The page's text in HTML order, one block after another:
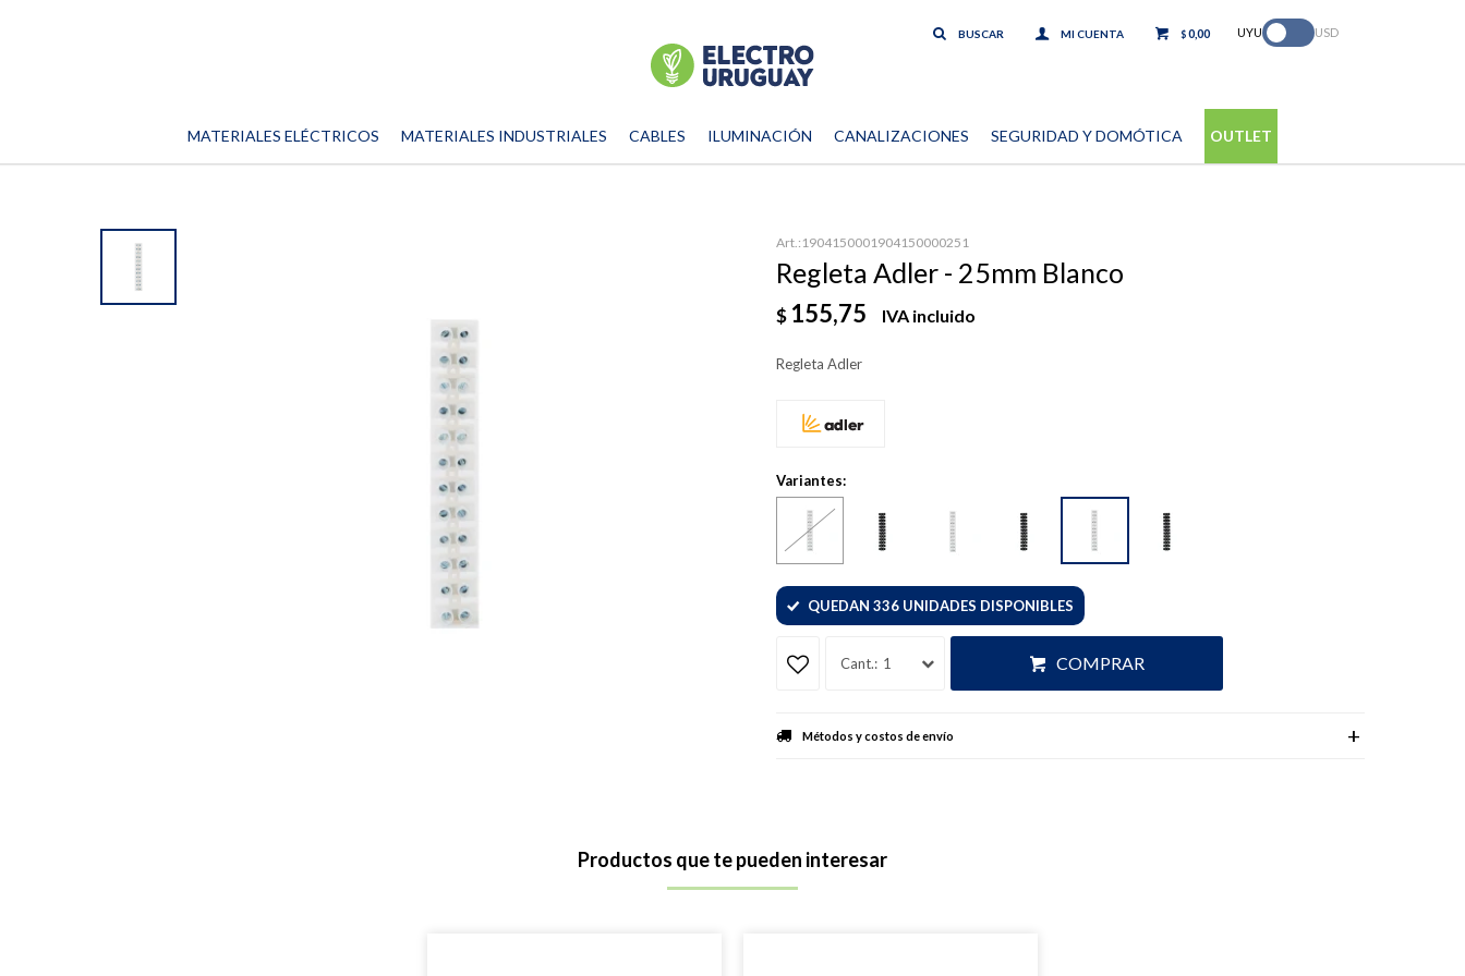
MATERIALES ELÉCTRICOS MATERIALES INDUSTRIALES CABLES ILUMINACIÓN CANALIZACIONES SEGURIDAD Y DOMÓTICA OUTLET
$0,00 UYU USD
1904150001904150000251
Regleta Adler - 25mm Blanco
$ 155,75 IVA incluido
Regleta Adler
Variantes:
QUEDAN 336 UNIDADES DISPONIBLES
1 COMPRAR
Métodos y costos de envío
Productos que te pueden interesar